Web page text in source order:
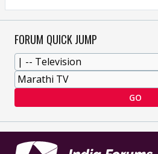
FORUM QUICK JUMP
GO